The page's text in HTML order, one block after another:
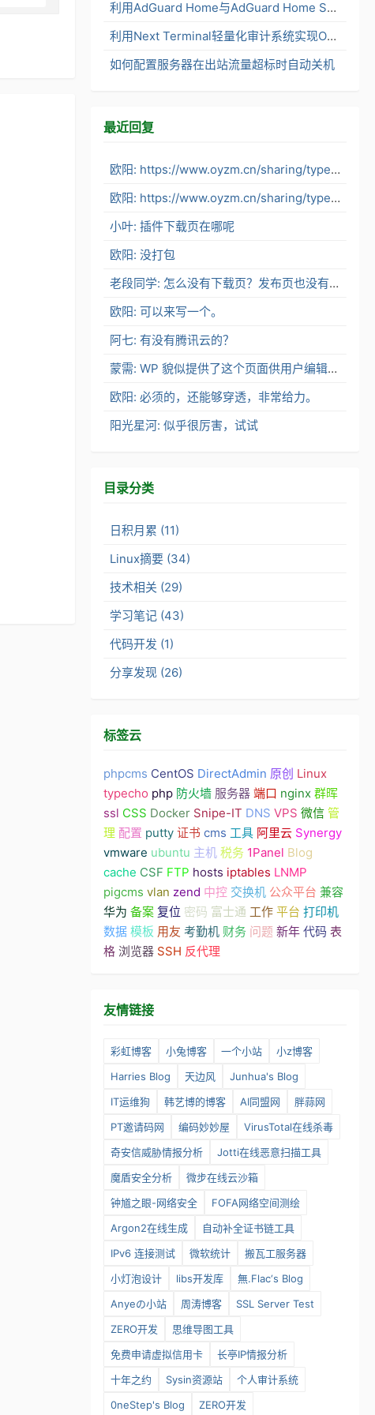
利用AdGuard Home与AdGuard Home Sync打造内网分布式DNS服务架构
利用Next Terminal轻量化审计系统实现OpenClaw安全便捷访问
如何配置服务器在出站流量超标时自动关机
最近回复
欧阳: https://www.oyzm.cn/sharing/typecho-alioss-stor...
欧阳: https://www.oyzm.cn/sharing/typecho-alioss-stor...
小叶: 插件下载页在哪呢
欧阳: 没打包
老段同学: 怎么没有下载页？发布页也没有了。
欧阳: 可以来写一个。
阿七: 有没有腾讯云的？
蒙需: WP 貌似提供了这个页面供用户编辑了。
欧阳: 必须的，还能够穿透，非常给力。
阳光星河: 似乎很厉害，试试
目录分类
日积月累 (11)
Linux摘要 (34)
技术相关 (29)
学习笔记 (43)
代码开发 (1)
分享发现 (26)
标签云
phpcms CentOS DirectAdmin 原创 Linux
typecho php 防火墙 服务器 端口 nginx 群晖
ssl CSS Docker Snipe-IT DNS VPS 微信 管
理 配置 putty 证书 cms 工具 阿里云 Synergy
vmware ubuntu 主机 税务 1Panel Blog
cache CSF FTP hosts iptables LNMP
pigcms vlan zend 中控 交换机 公众平台 兼容
华为 备案 复位 密码 富士通 工作 平台 打印机
数据 模板 用友 考勤机 财务 问题 新年 代码 表
格 浏览器 SSH 反代理
友情链接
彩虹博客 小兔博客 一个小站
小z博客
Harries Blog
天边风
Junhua's Blog
IT运维狗
韩艺博的博客 AI同盟网
胖蒜网
PT邀请码网
编码妙妙屋
VirusTotal在线杀毒
奇安信威胁情报分析
Jotti在线恶意扫描工具
魔盾安全分析
微步在线云沙箱
钟馗之眼-网络安全
FOFA网络空间测绘
Argon2在线生成
自动补全证书链工具
IPv6 连接测试
微软统计
搬瓦工服务器
小灯泡设计
libs开发库
無.Flac‘s Blog
Anyeの小站
周涛博客
SSL Server Test
ZERO开发
思维导图工具
免费申请虚拟信用卡
长亭IP情报分析
十年之约
Sysin资源站
个人审计系统
0neStep's Blog
ZERO开发